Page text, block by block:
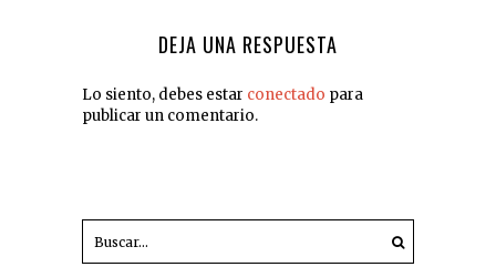
DEJA UNA RESPUESTA
Lo siento, debes estar conectado para
publicar un comentario.